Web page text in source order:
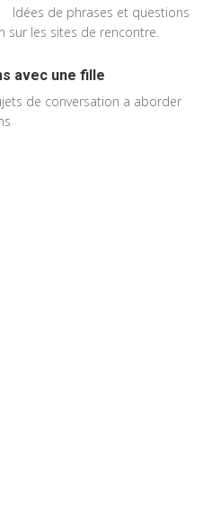
Idées de phrases et questions
sur les sites de rencontre.
avec une fille
de conversation a aborder